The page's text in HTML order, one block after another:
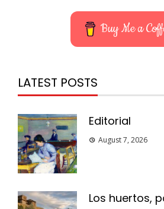
Buy Me a
LATEST POSTS
Editorial
August 7, 2026
Los huertos,